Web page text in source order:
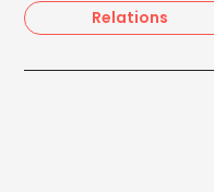
Relations